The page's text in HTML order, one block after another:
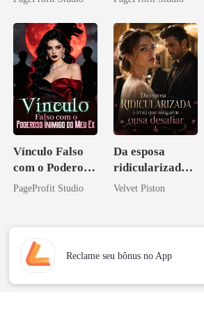
da Híbrida
Vínculo Falso
com o Poderoso
Inimigo do Meu
PageProfit Studio
Da esposa
ridicularizada à
irmã que
Velvet Piston
Reclame seu bônus no App